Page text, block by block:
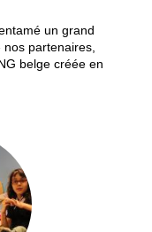
un grand
partenaires,
belge créée en
grâce à